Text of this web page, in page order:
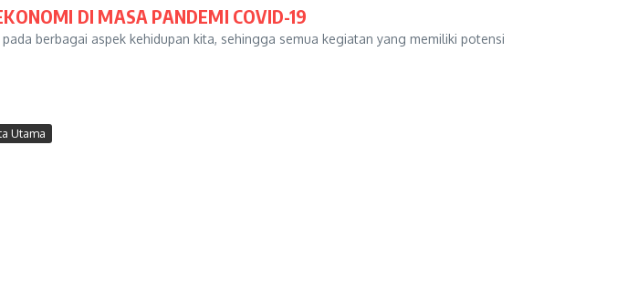
DI MASA PANDEMI COVID-19
berbagai aspek kehidupan kita, sehingga semua kegiatan yang memiliki potensi
Utama